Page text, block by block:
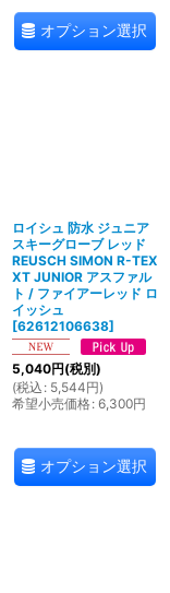
オプション選択
ロイシュ 防水 ジュニア
スキーグローブ レッド
REUSCH SIMON R-TEX
XT JUNIOR アスファル
ト / ファイアーレッド ロ
イッシュ
[62612106638]
5,040円(税別)
(税込 : 5,544円)
希望小売価格: 6,300円
オプション選択